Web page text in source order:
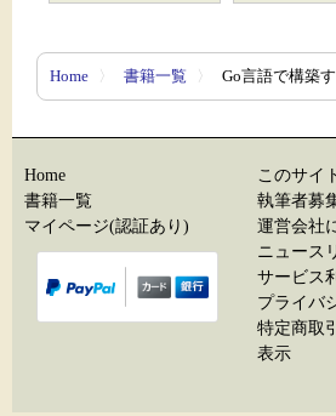
Home 〉 書籍一覧 〉 Go言語で構築
Home
書籍一覧
マイページ(認証あり)
このサイ
執筆者募
運営会社
ニュース
サービス
プライバ
特定商取
表示